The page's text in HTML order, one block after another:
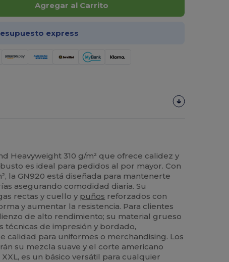
Agregar al Carrito
express
Heavyweight 310 g/m² que ofrece calidez y
es ideal para pedidos al por mayor. Con
la GN920 está diseñada para mantenerte
asegurando comodidad diaria. Su
rectas y cuello y puños reforzados con
y aumentar la resistencia. Para clientes
de alto rendimiento; su material grueso
técnicas de impresión y bordado,
calidad para uniformes o merchandising. Los
su mezcla suave y el corte americano
es un básico versátil para cualquier